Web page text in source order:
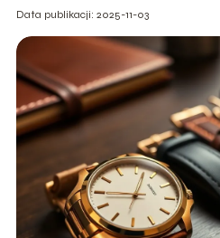
Data publikacji: 2025-11-03